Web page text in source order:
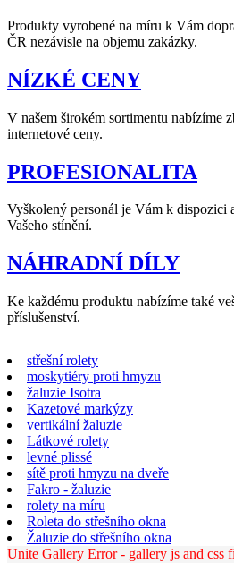
Produkty vyrobené na míru k Vám
ČR nezávisle na objemu zakázky.
NÍZKÉ CENY
V našem širokém sortimentu nabízíme
internetové ceny.
PROFESIONALITA
Vyškolený personál je Vám k dispozici
Vašeho stínění.
NÁHRADNÍ DÍLY
Ke každému produktu nabízíme také
příslušenství.
střešní rolety
moskytiéry proti hmyzu
žaluzie Isotra
Kazetové markýzy
vertikální žaluzie
Látkové rolety
levné plissé
sítě proti hmyzu na dveře
Fakro - žaluzie
rolety na míru
Roleta do střešního okna
Žaluzie do střešního okna
Unite Gallery Error - gallery js and css